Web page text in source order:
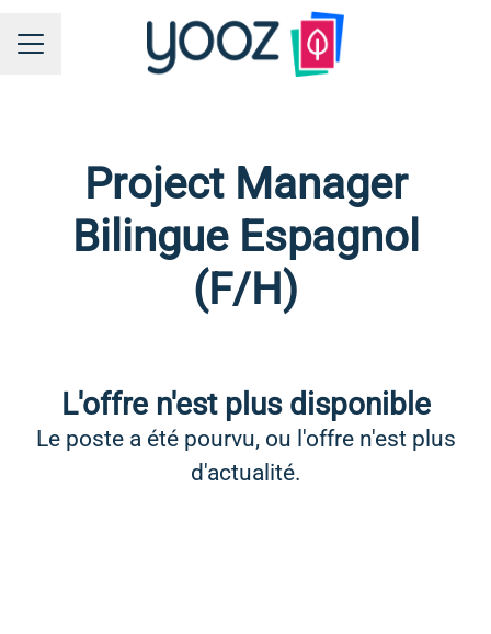
MENU CARRIÈRE
Project Manager
Bilingue Espagnol
(F/H)
L'offre n'est plus disponible
Le poste a été pourvu, ou l'offre n'est plus
d'actualité.